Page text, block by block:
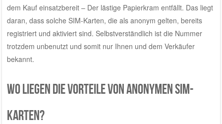
dem Kauf einsatzbereit – Der lästige Papierkram entfällt. Das liegt
daran, dass solche SIM-Karten, die als anonym gelten, bereits
registriert und aktiviert sind. Selbstverständlich ist die Nummer
trotzdem unbenutzt und somit nur Ihnen und dem Verkäufer
bekannt.
Wo liegen die Vorteile von anonymen SIM-
Karten?